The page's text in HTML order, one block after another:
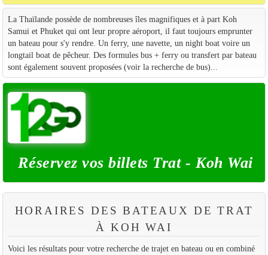
La Thaïlande possède de nombreuses îles magnifiques et à part Koh
Samui et Phuket qui ont leur propre aéroport, il faut toujours emprunter
un bateau pour s'y rendre. Un ferry, une navette, un night boat voire un
longtail boat de pêcheur. Des formules bus + ferry ou transfert par bateau
sont également souvent proposées (voir la recherche de bus)...
Réservez vos billets Trat - Koh Wai
HORAIRES DES BATEAUX DE TRAT
À KOH WAI
Voici les résultats pour votre recherche de trajet en bateau ou en combiné